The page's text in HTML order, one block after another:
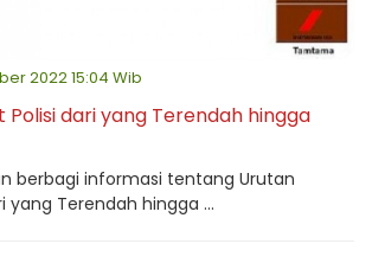
2022 15:04 Wib
Polisi dari yang Terendah hingga
berbagi informasi tentang Urutan
yang Terendah hingga ...